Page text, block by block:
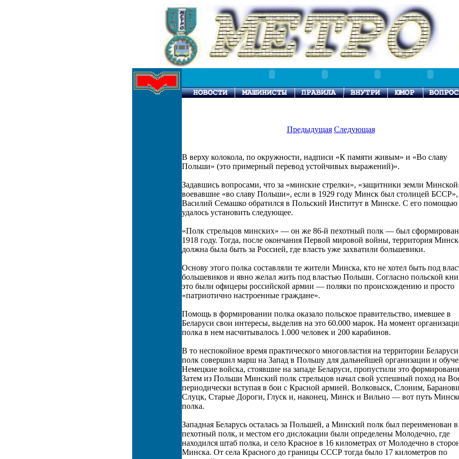
Предыдущая Следующая
В верху колокола, по окружности, надписи «К памяти живым» и «Во славу
Польши» (это примерный перевод устойчивых выражений)».
Задавшись вопросами, что за «минские стрелки», «защитники земли
воевавшие «во славу Польши», если в 1929 году Минск был столицей БССР»,
Василий Семашко обратился в Польский Институт в Минске. С его помощью
удалось установить следующее.
«Полк стрельцов минских» — он же 86-й пехотный полк — был
1918 году. Тогда, после окончания Первой мировой войны, территория
должна была быть за Россией, где власть уже захватили большевики.
Основу этого полка составляли те жители Минска, кто не хотел быть под
большевиков и явно желал жить под властью Польши. Согласно польской
это были офицеры российской армии — поляки по происхождению и просто
«патриотично настроенные граждане».
Помощь в формировании полка оказало польское правительство, имевшее в
Беларуси свои интересы, выделив на это 60.000 марок. На момент
полка в нем насчитывалось 1.000 человек и 200 карабинов.
В то неспокойное время практического многовластия на территории Беларуси
полк совершил марш на Запад в Польшу для дальнейшей организации и
Немецкие войска, стоявшие на западе Беларуси, пропустили это
Затем из Польши Минский полк стрельцов начал свой успешный поход на
периодически вступая в бои с Красной армией. Волковыск, Слоним,
Слуцк, Старые Дороги, Глуск и, наконец, Минск и Вильно — вот путь
полка.
Западная Беларусь осталась за Польшей, а Минский полк был переименован
пехотный полк, и местом его дислокации были определены Молодечно, где
находился штаб полка, и село Красное в 16 километрах от Молодечно в
Минска. От села Красного до границы СССР тогда было 17 километров по